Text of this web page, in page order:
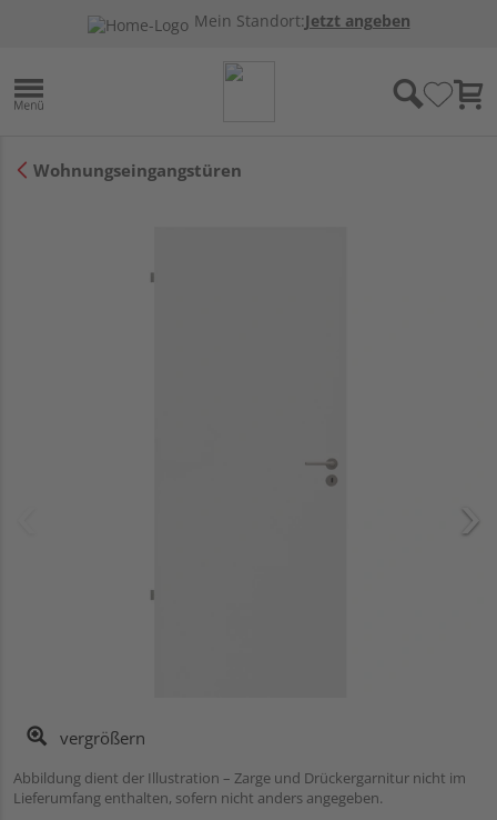
Mein Standort:Jetzt angeben
Wohnungseingangstüren
vergrößern
Abbildung dient der Illustration – Zarge und Drückergarnitur nicht im
Lieferumfang enthalten, sofern nicht anders angegeben.